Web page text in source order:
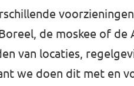
de moskee of de
van locaties,
we doen dit met en